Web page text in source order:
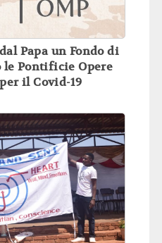
Papa un Fondo di
le Pontificie Opere
il Covid-19